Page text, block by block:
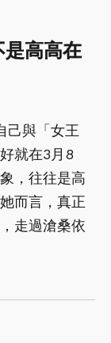
高高在
己與「女王
就在3月8
，往往是高
而言，真正
走過滄桑依